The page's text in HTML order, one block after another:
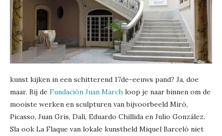
kunst kijken in een schitterend 17de-eeuws pand? Ja, doe
maar. Bij de Fundación Juan March loop je naar binnen om de
mooiste werken en sculpturen van bijvoorbeeld Miró,
Picasso, Juan Gris, Dalí, Eduardo Chillida en Julio González.
Sla ook La Flaque van lokale kunstheld Miquel Barceló niet